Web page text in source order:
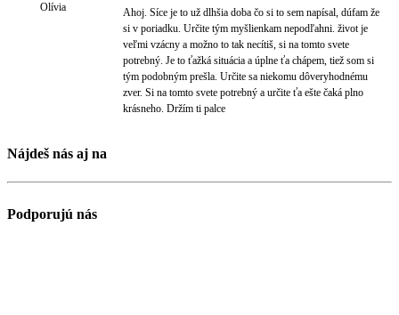
Olívia
Ahoj. Síce je to už dlhšia doba čo si to sem napísal, dúfam že
si v poriadku. Určite tým myšlienkam nepodľahni. život je
veľmi vzácny a možno to tak necítiš, si na tomto svete
potrebný. Je to ťažká situácia a úplne ťa chápem, tiež som si
tým podobným prešla. Určite sa niekomu dôveryhodnému
zver. Si na tomto svete potrebný a určite ťa ešte čaká plno
krásneho. Držím ti palce
Nájdeš nás aj na
Podporujú nás